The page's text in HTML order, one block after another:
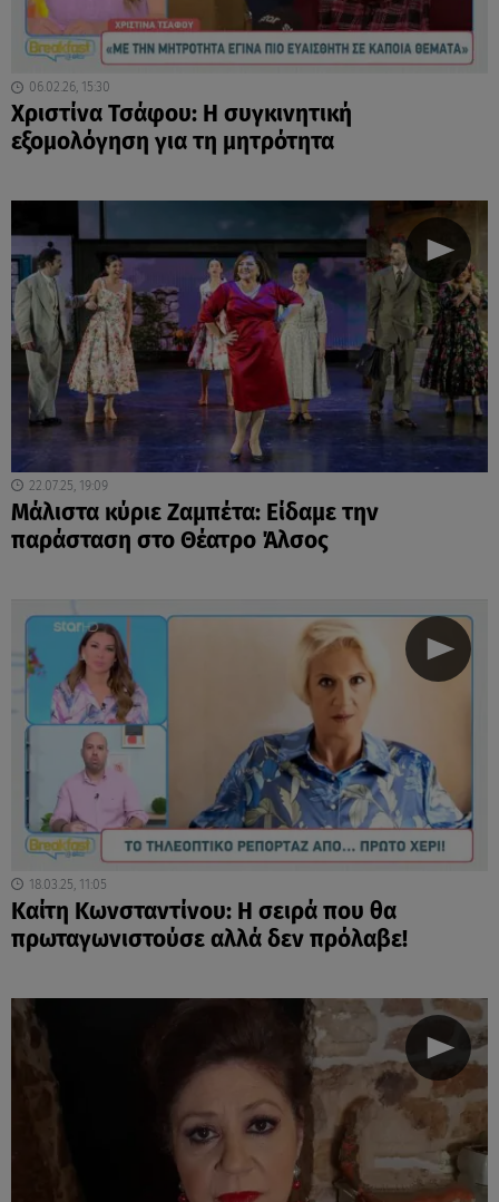
06.02.26, 15:30
Χριστίνα Τσάφου: Η συγκινητική
εξομολόγηση για τη μητρότητα
22.07.25, 19:09
Μάλιστα κύριε Ζαμπέτα: Είδαμε την
παράσταση στο Θέατρο Άλσος
18.03.25, 11:05
Καίτη Κωνσταντίνου: Η σειρά που θα
πρωταγωνιστούσε αλλά δεν πρόλαβε!